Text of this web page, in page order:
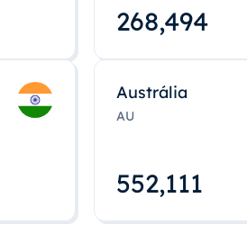
268,495
Austrália
AU
552,112